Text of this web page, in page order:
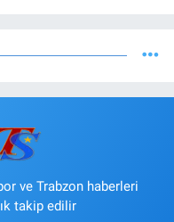
ve Trabzon haberleri
takip edilir